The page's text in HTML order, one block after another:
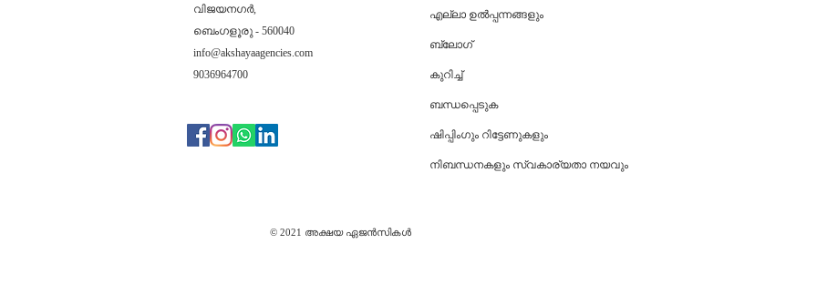
വിജയനഗർ,
ബെംഗളൂരു - 560040
info@akshayaagencies.com
9036964700
എല്ലാ ഉൽപ്പന്നങ്ങളും
ബ്ലോഗ്
കുറിച്ച്
ബന്ധപ്പെടുക
ഷിപ്പിംഗും റിട്ടേണുകളും
നിബന്ധനകളും സ്വകാര്യതാ നയവും
© 2021 അക്ഷയ ഏജൻസികൾ